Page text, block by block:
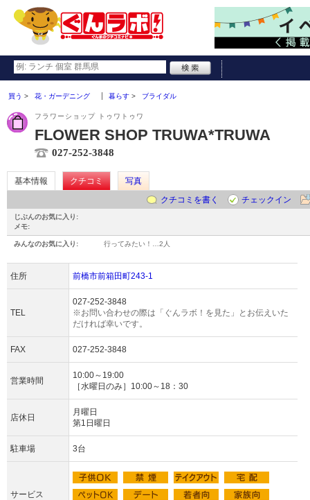
買う 花・ガーデニング 暮らす ブライダル
フラワーショップ トゥワトゥワ
FLOWER SHOP TRUWA*TRUWA
027-252-3848
基本情報 クチコミ
写真
クチコミを書く
チェックイン
じぶんのお気に入り:
メモ:
みんなのお気に入り: 行ってみたい！… 2人
住所 前橋市前箱田町243-1
TEL
027-252-3848
※お問い合わせの際は「ぐんラボ！を見た」とお伝えいた
だければ幸いです。
FAX 027-252-3848
営業時間
10:00～19:00
［水曜日のみ］10:00～18：30
店休日
月曜日
第1日曜日
駐車場 3台
サービス